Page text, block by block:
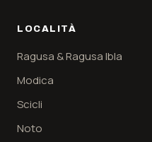
LOCALITÀ
Ragusa & Ragusa Ibla
Modica
Scicli
Noto